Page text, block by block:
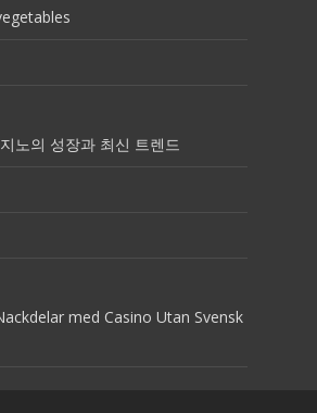
노의 성장과 최신 트렌드
med Casino Utan Svensk